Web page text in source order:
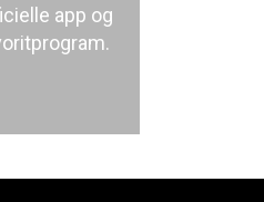
app og